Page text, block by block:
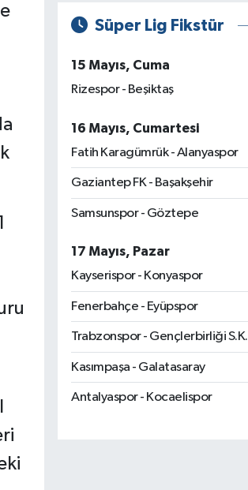
Süper Lig Fikstür
15 Mayıs, Cuma
Rizespor - Beşiktaş
16 Mayıs, Cumartesi
Fatih Karagümrük - Alanyaspor
Gaziantep FK - Başakşehir
Samsunspor - Göztepe
17 Mayıs, Pazar
Kayserispor - Konyaspor
Fenerbahçe - Eyüpspor
Trabzonspor - Gençlerbirliği S.K.
Kasımpaşa - Galatasaray
Antalyaspor - Kocaelispor